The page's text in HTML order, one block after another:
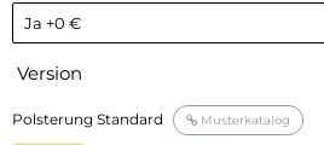
Version
Polsterung Standard Musterkatalog